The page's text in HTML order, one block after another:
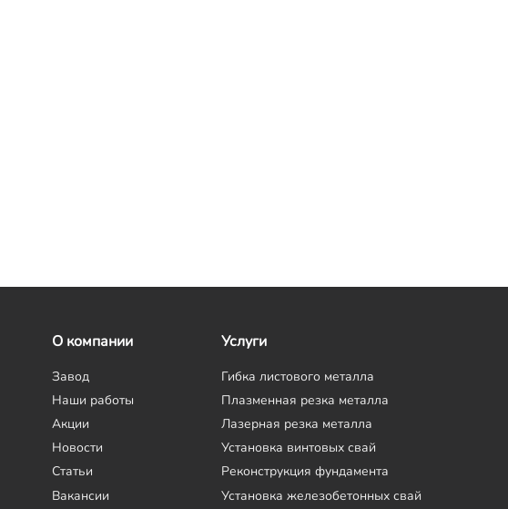
О компании
Завод
Наши работы
Акции
Новости
Статьи
Вакансии
Услуги
Гибка листового металла
Плазменная резка металла
Лазерная резка металла
Установка винтовых свай
Реконструкция фундамента
Установка железобетонных свай